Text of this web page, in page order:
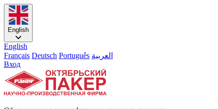
English
English
Français Deutsch Português العربية
Вход